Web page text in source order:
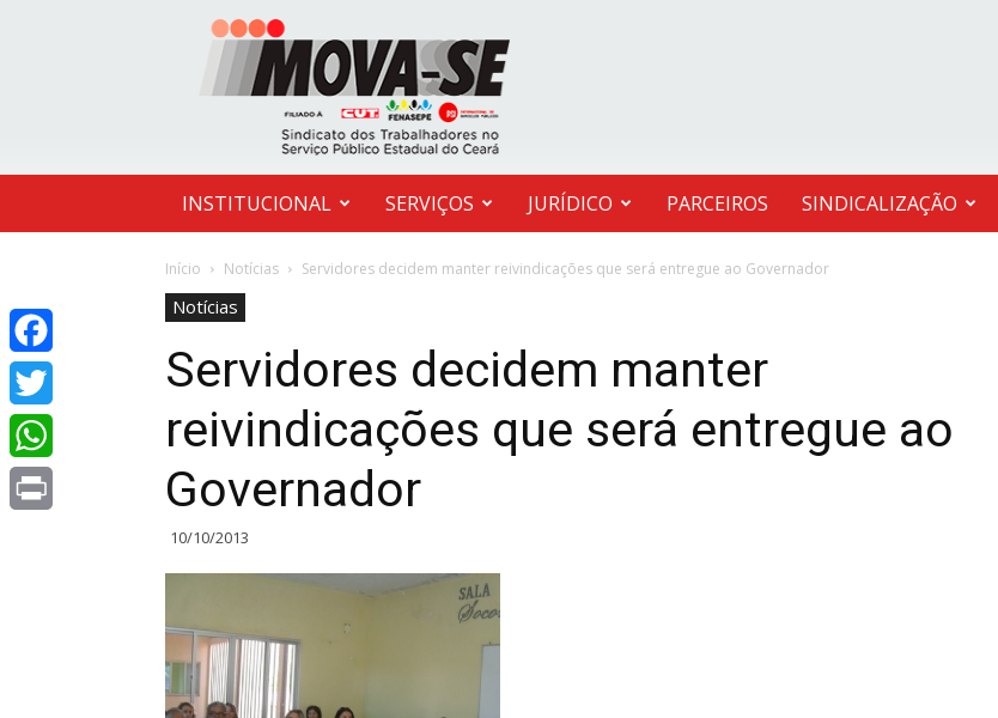
MOVA-
SE
INSTITUCIONAL SERVIÇOS JURÍDICO PARCEIROS SINDICALIZAÇÃO
Início Notícias Servidores decidem manter reivindicações que será entregue ao Governador
Notícias
Servidores decidem manter
reivindicações que será entregue ao
Governador
10/10/2013
Facebook
Twitter
WhatsApp